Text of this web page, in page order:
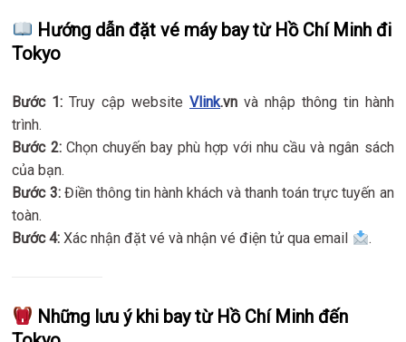
Hướng dẫn đặt vé máy bay từ Hồ Chí Minh đi
Tokyo
Bước 1: Truy cập websiteVlink.vn và nhập thông tin hành
trình.
Bước 2:Chọn chuyến bay phù hợp với nhu cầu và ngân sách
của bạn.
Bước 3:Điền thông tin hành khách và thanh toán trực tuyến an
toàn.
Bước 4: Xác nhận đặt vé và nhận vé điện tử qua email .
Những lưu ý khi bay từ Hồ Chí Minh đến